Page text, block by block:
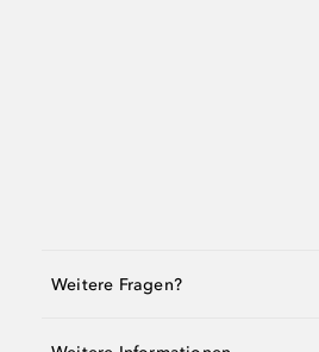
Weitere Fragen?